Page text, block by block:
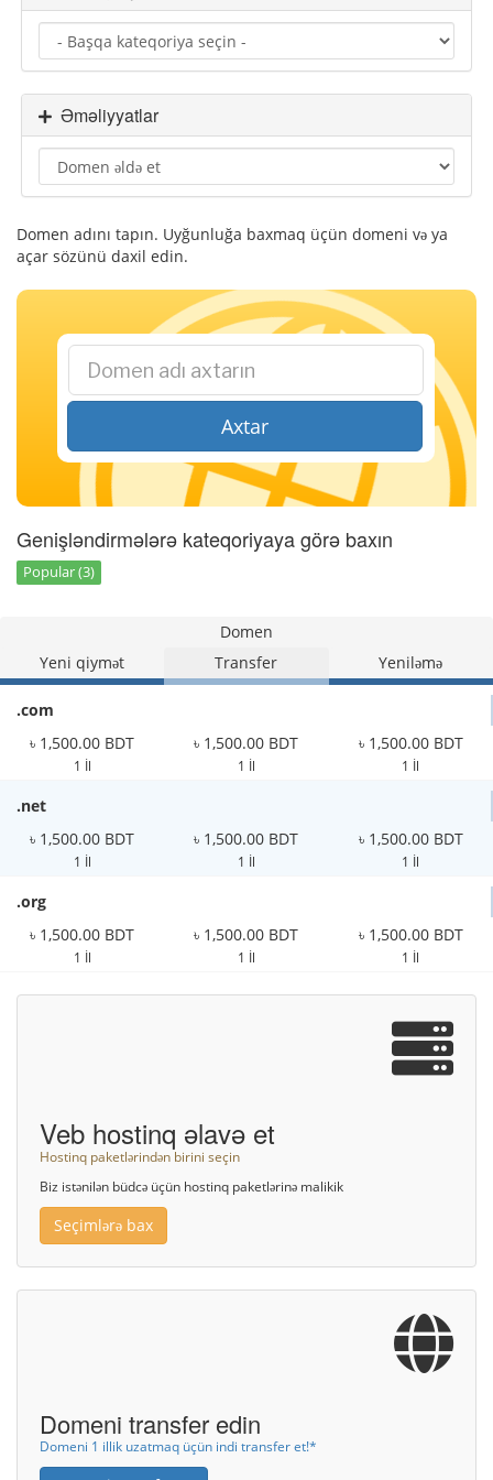
y
k
e
i
Əməliyyatlar
Domen adını tapın. Uyğunluğa baxmaq üçün domeni və ya
açar sözünü daxil edin.
Axtar
Genişləndirmələrə kateqoriyaya görə baxın
Popular (3)
Domen
Yeni qiymət
Transfer Yeniləmə
.com
৳ 1,500.00 BDT
1 İl
৳ 1,500.00 BDT
1 İl
৳ 1,500.00 BDT
1 İl
.net
৳ 1,500.00 BDT
1 İl
৳ 1,500.00 BDT
1 İl
৳ 1,500.00 BDT
1 İl
.org
৳ 1,500.00 BDT
1 İl
৳ 1,500.00 BDT
1 İl
৳ 1,500.00 BDT
1 İl
Veb hostinq əlavə et
Hostinq paketlərindən birini seçin
Biz istənilən büdcə üçün hostinq paketlərinə malikik
Seçimlərə bax
Domeni transfer edin
Domeni 1 illik uzatmaq üçün indi transfer et!*